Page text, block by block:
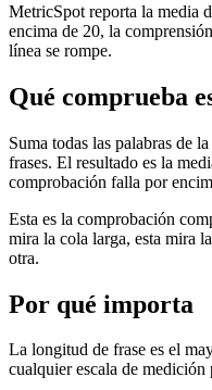
MetricSpot reporta la media
encima de 20, la
línea se rompe.
Qué comprueba
Suma todas las palabras de
frases. El resultado es la
comprobación falla por
Esta es la comprobación
mira la cola larga, esta mira
otra.
Por qué importa
La longitud de frase es el
cualquier escala de medición